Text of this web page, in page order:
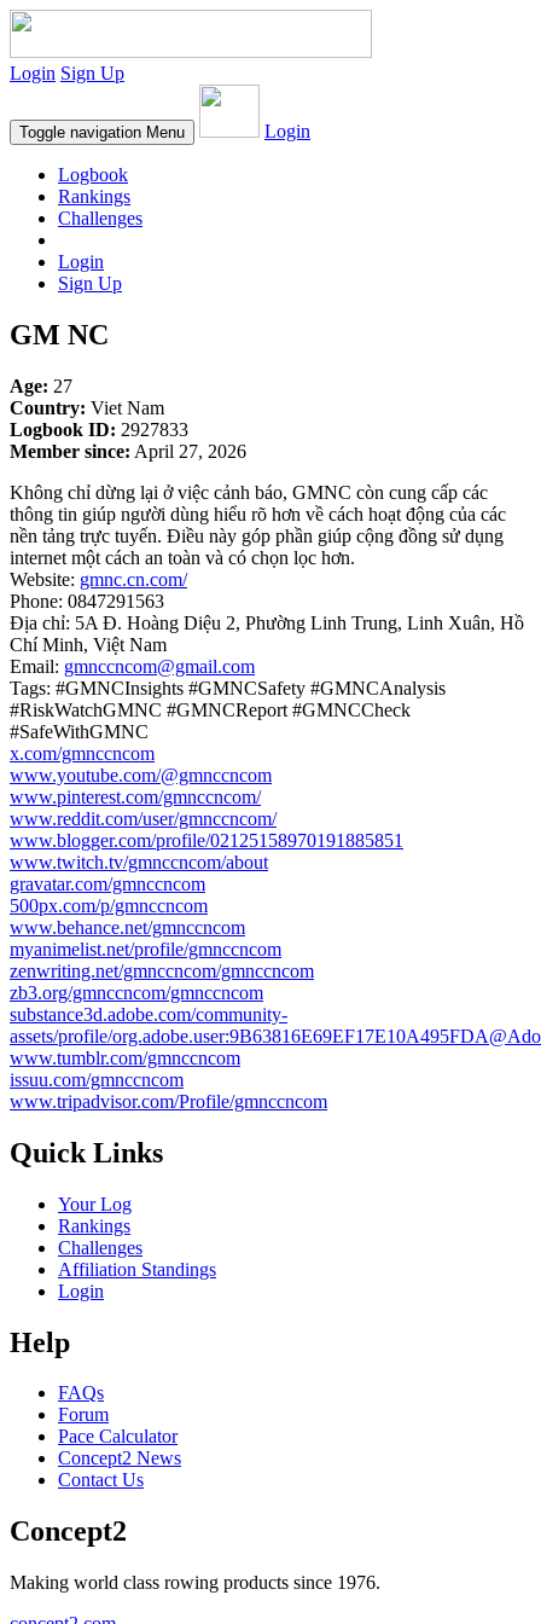
Login Sign Up
Toggle navigation Menu Login
Logbook
Rankings
Challenges
Login
Sign Up
GM NC
Age: 27
Country: Viet Nam
Logbook ID: 2927833
Member since: April 27, 2026
Không chỉ dừng lại ở việc cảnh báo, GMNC còn cung cấp các
thông tin giúp người dùng hiểu rõ hơn về cách hoạt động của các
nền tảng trực tuyến. Điều này góp phần giúp cộng đồng sử dụng
internet một cách an toàn và có chọn lọc hơn.
Website: gmnc.cn.com/
Phone: 0847291563
Địa chỉ: 5A Đ. Hoàng Diệu 2, Phường Linh Trung, Linh Xuân, Hồ
Chí Minh, Việt Nam
Email: gmnccncom@gmail.com
Tags: #GMNCInsights #GMNCSafety #GMNCAnalysis
#RiskWatchGMNC #GMNCReport #GMNCCheck
#SafeWithGMNC
x.com/gmnccncom
www.youtube.com/@gmnccncom
www.pinterest.com/gmnccncom/
www.reddit.com/user/gmnccncom/
www.blogger.com/profile/02125158970191885851
www.twitch.tv/gmnccncom/about
gravatar.com/gmnccncom
500px.com/p/gmnccncom
www.behance.net/gmnccncom
myanimelist.net/profile/gmnccncom
zenwriting.net/gmnccncom/gmnccncom
zb3.org/gmnccncom/gmnccncom
substance3d.adobe.com/community-
assets/profile/
www.tumblr.com/gmnccncom
issuu.com/gmnccncom
www.tripadvisor.com/Profile/gmnccncom
Quick Links
Your Log
Rankings
Challenges
Affiliation Standings
Login
Help
FAQs
Forum
Pace Calculator
Concept2 News
Contact Us
Concept2
Making world class rowing products since 1976.